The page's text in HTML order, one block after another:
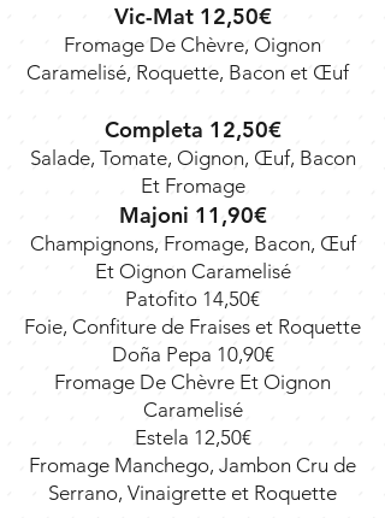
Vic-Mat 12,50€
Fromage De Chèvre, Oignon
Caramelisé, Roquette, Bacon et Œuf
Completa 12,50€
Salade, Tomate, Oignon, Œuf, Bacon
Et Fromage
Majoni 11,90€
Champignons, Fromage, Bacon, Œuf
Et Oignon Caramelisé
Patofito 14,50€
Foie, Confiture de Fraises et Roquette
Doña Pepa 10,90€
Fromage De Chèvre Et Oignon
Caramelisé
Estela 12,50€
Fromage Manchego, Jambon Cru de
Serrano, Vinaigrette et Roquette